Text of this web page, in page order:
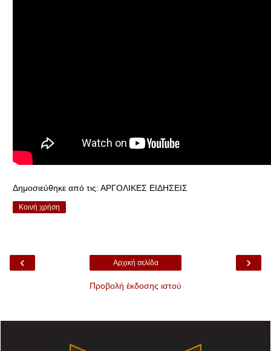
Δημοσιεύθηκε από τις: ΑΡΓΟΛΙΚΕΣ ΕΙΔΗΣΕΙΣ
Κοινή χρήση
‹ ›
Αρχική σελίδα
Προβολή έκδοσης ιστού